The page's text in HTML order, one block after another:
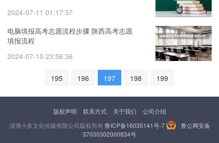
2024-07-11 01:17:37
电脑填报高考志愿流程步骤 陕西高考志愿
填报流程
2024-07-10 23:56:36
195 196 197 198 199
版权声明 联系方式 关于我们
公司介绍
淄博小多文化传媒有限公司版权所有鲁ICP备16035141号-7
鲁公网安备
37030302000834号